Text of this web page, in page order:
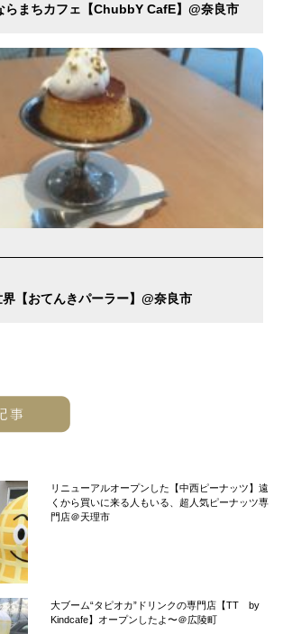
まちカフェ【ChubbY CafE】@奈良市
【おてんきパーラー】@奈良市
リニューアルオープンした【中西ピーナッツ】遠
くから買いに来る人もいる、超人気ピーナッツ専
門店＠天理市
大ブーム“タピオカ”ドリンクの専門店【TT by
Kindcafe】オープンしたよ〜＠広陵町